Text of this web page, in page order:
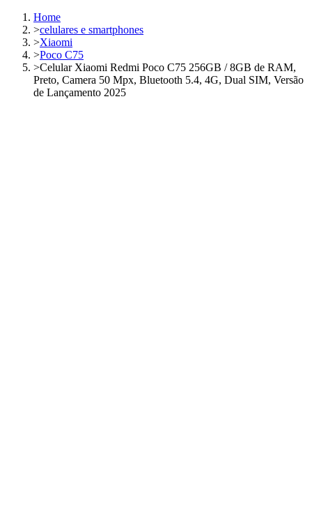
Home
>celulares e smartphones
>Xiaomi
>Poco C75
>Celular Xiaomi Redmi Poco C75 256GB / 8GB de RAM,
Preto, Camera 50 Mpx, Bluetooth 5.4, 4G, Dual SIM, Versão
de Lançamento 2025